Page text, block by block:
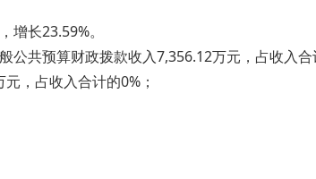
长23.59%。
般公共预算财政拨款收入7,356.12万元，占收入
，占收入合计的0%；